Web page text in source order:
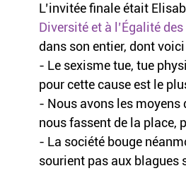
L’invitée finale était
Diversité et à l’Égalité
dans son entier, dont
- Le sexisme tue, tue
pour cette cause est le
- Nous avons les moyens
nous fassent de la place,
- La société bouge
sourient pas aux blagues